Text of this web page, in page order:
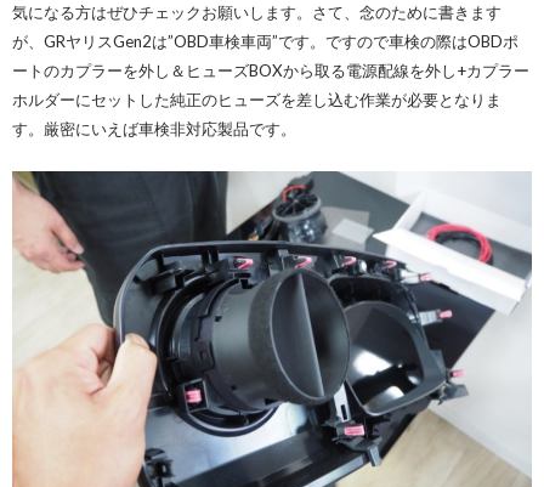
気になる方はぜひチェックお願いします。さて、念のために書きます
が、GRヤリスGen2は”OBD車検車両”です。ですので車検の際はOBDポ
ートのカプラーを外し＆ヒューズBOXから取る電源配線を外し+カプラー
ホルダーにセットした純正のヒューズを差し込む作業が必要となりま
す。厳密にいえば車検非対応製品です。